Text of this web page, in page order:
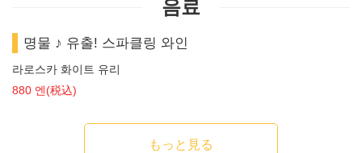
음료
명물 ♪ 유출! 스파클링 와인
라로스카 화이트 유리
880 엔(税込)
もっと見る